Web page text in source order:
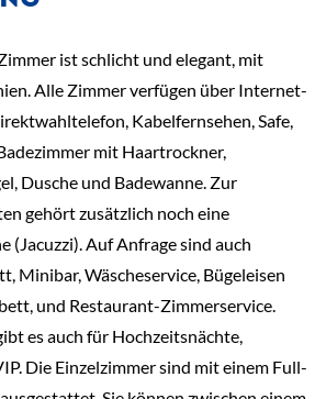
ist schlicht und elegant, mit
Alle Zimmer verfügen über Internet-
Kabelfernsehen, Safe,
mit Haartrockner,
Dusche und Badewanne. Zur
gehört zusätzlich noch eine
(Jacuzzi). Auf Anfrage sind auch
Minibar, Wäscheservice, Bügeleisen
und Restaurant-Zimmerservice.
es auch für Hochzeitsnächte,
Die Einzelzimmer sind mit einem Full-